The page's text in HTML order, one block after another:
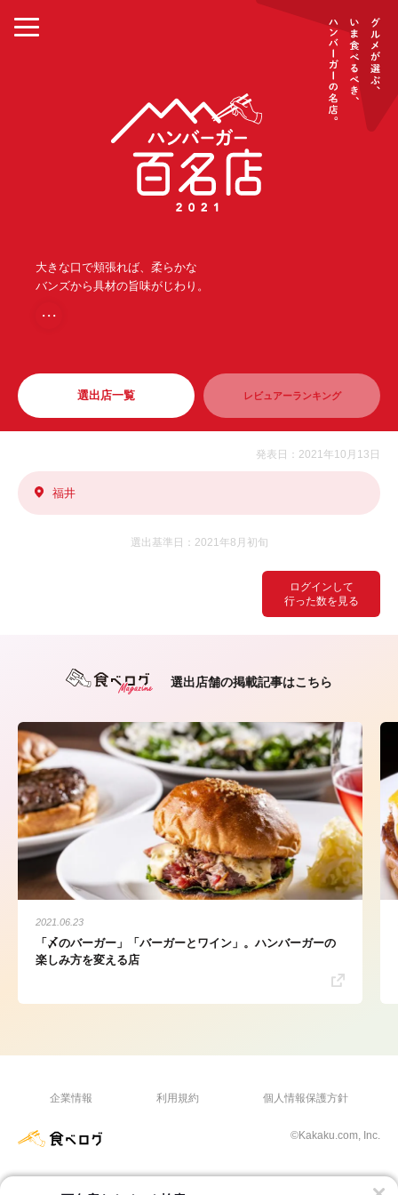
大きな口で頬張れば、柔らかな
バンズから具材の旨味がじわり。
・・・
選出店一覧 レビュアーランキング
ログインして
行った数を見る
発表日：2021年10月13日
福井
選出基準日：2021年8月初旬
選出店舗の掲載記事はこちら
2021.06.23
「〆のバーガー」「バーガーとワイン」。ハンバーガーの
楽しみ方を変える店
企業情報 利用規約 個人情報保護方針
©Kakaku.com, Inc.